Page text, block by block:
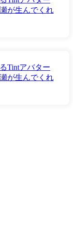
が生んでくれ
Tintアバター
が生んでくれ